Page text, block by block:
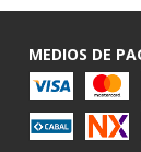
MEDIOS DE